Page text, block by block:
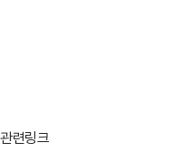
관련링크